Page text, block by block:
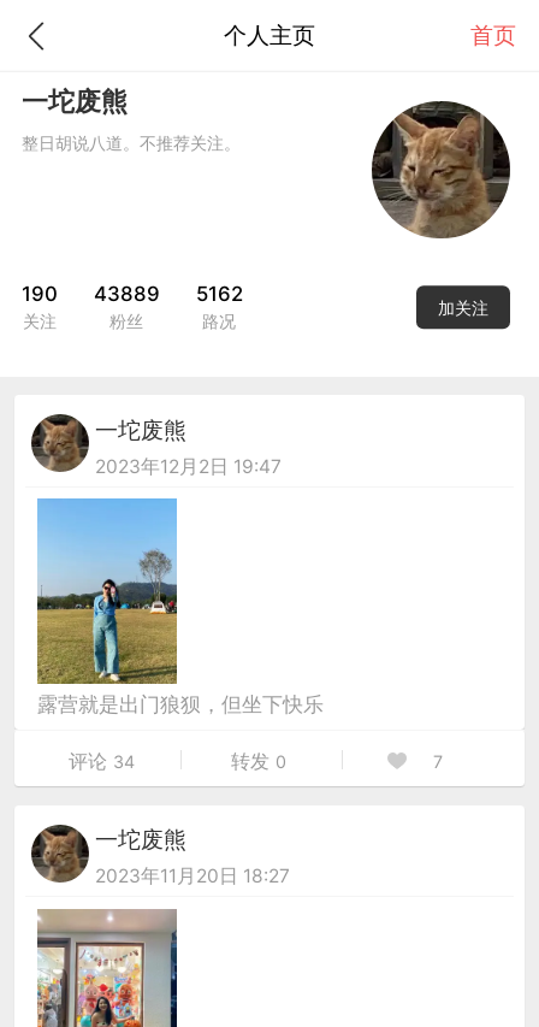
个人主页 首页
一坨废熊
整日胡说八道。不推荐关注。
190
关注
43889
粉丝
5162
路况
加关注
一坨废熊
2023年12月2日 19:47
露营就是出门狼狈，但坐下快乐
评论 34 转发 0 7
一坨废熊
2023年11月20日 18:27